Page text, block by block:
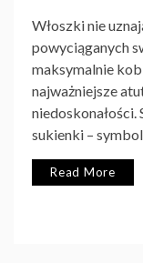
Włoszki nie
powyciąganych
maksymalnie
najważniejsze
niedoskonałości.
sukienki – symbol
Read More